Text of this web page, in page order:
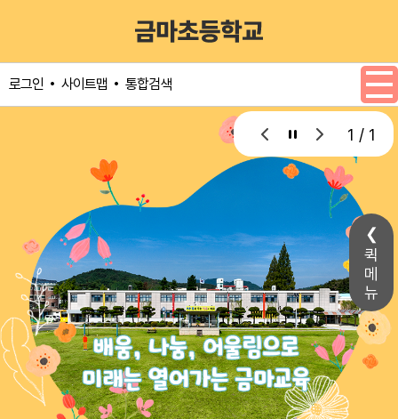
퀵
메
뉴
로그인 사이트맵 통합검색
1 / 1